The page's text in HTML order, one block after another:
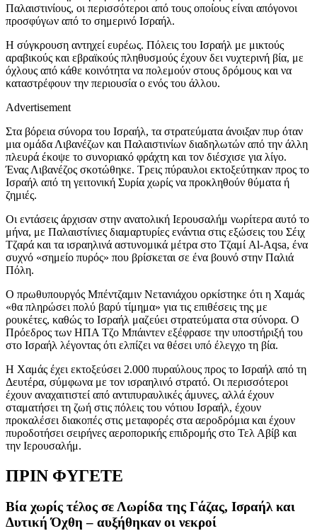
Παλαιστινίους, οι περισσότεροι από τους οποίους είναι απόγονοι
προσφύγων από το σημερινό Ισραήλ.
Η σύγκρουση αντηχεί ευρέως. Πόλεις του Ισραήλ με μικτούς
αραβικούς και εβραϊκούς πληθυσμούς έχουν δει νυχτερινή βία, με
όχλους από κάθε κοινότητα να πολεμούν στους δρόμους και να
καταστρέφουν την περιουσία ο ενός του άλλου.
Advertisement
Στα βόρεια σύνορα του Ισραήλ, τα στρατεύματα άνοιξαν πυρ όταν
μια ομάδα Λιβανέζων και Παλαιστινίων διαδηλωτών από την άλλη
πλευρά έκοψε το συνοριακό φράχτη και τον διέσχισε για λίγο.
Ένας Λιβανέζος σκοτώθηκε. Τρεις πύραυλοι εκτοξεύτηκαν προς το
Ισραήλ από τη γειτονική Συρία χωρίς να προκληθούν θύματα ή
ζημιές.
Οι εντάσεις άρχισαν στην ανατολική Ιερουσαλήμ νωρίτερα αυτό το
μήνα, με Παλαιστίνιες διαμαρτυρίες ενάντια στις εξώσεις του Σέιχ
Τζαρά και τα ισραηλινά αστυνομικά μέτρα στο Τζαμί Al-Aqsa, ένα
συχνό «σημείο πυρός» που βρίσκεται σε ένα βουνό στην Παλιά
Πόλη.
Ο πρωθυπουργός Μπέντζαμιν Νετανιάχου ορκίστηκε ότι η Χαμάς
«θα πληρώσει πολύ βαρύ τίμημα» για τις επιθέσεις της με
ρουκέτες, καθώς το Ισραήλ μαζεύει στρατεύματα στα σύνορα. Ο
Πρόεδρος των ΗΠΑ Τζο Μπάιντεν εξέφρασε την υποστήριξή του
στο Ισραήλ λέγοντας ότι ελπίζει να θέσει υπό έλεγχο τη βία.
Η Χαμάς έχει εκτοξεύσει 2.000 πυραύλους προς το Ισραήλ από τη
Δευτέρα, σύμφωνα με τον ισραηλινό στρατό. Οι περισσότεροι
έχουν αναχαιτιστεί από αντιπυραυλικές άμυνες, αλλά έχουν
σταματήσει τη ζωή στις πόλεις του νότιου Ισραήλ, έχουν
προκαλέσει διακοπές στις μεταφορές στα αεροδρόμια και έχουν
πυροδοτήσει σειρήνες αεροπορικής επιδρομής στο Τελ Αβίβ και
την Ιερουσαλήμ.
ΠΡΙΝ ΦΥΓΕΤΕ
Βία χωρίς τέλος σε Λωρίδα της Γάζας, Ισραήλ και
Δυτική Όχθη – αυξήθηκαν οι νεκροί